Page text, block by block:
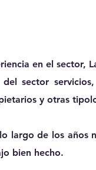
en el sector,
sector servicios,
y otras
largo de los años
bien hecho.